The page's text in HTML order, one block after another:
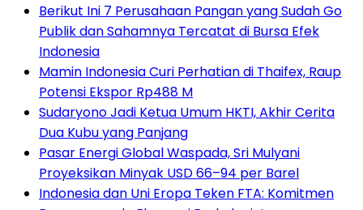
Berikut Ini 7 Perusahaan Pangan yang Sudah Go
Publik dan Sahamnya Tercatat di Bursa Efek
Indonesia
Mamin Indonesia Curi Perhatian di Thaifex, Raup
Potensi Ekspor Rp488 M
Sudaryono Jadi Ketua Umum HKTI, Akhir Cerita
Dua Kubu yang Panjang
Pasar Energi Global Waspada, Sri Mulyani
Proyeksikan Minyak USD 66–94 per Barel
Indonesia dan Uni Eropa Teken FTA: Komitmen